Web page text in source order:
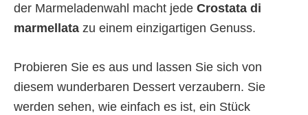
der Marmeladenwahl macht jede Crostata di
marmellata zu einem einzigartigen Genuss.
Probieren Sie es aus und lassen Sie sich von
diesem wunderbaren Dessert verzaubern. Sie
werden sehen, wie einfach es ist, ein Stück